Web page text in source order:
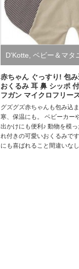
D'Kotte ベビー＆マタ
赤ちゃん ぐっすり! 包
おくるみ 耳 鼻 シッポ
フガン マイクロフリー
グズグズ赤ちゃんも包み込
寒、保温にも。 ベビーカー
出かけにも便利♪ 動物を模
れ付きの可愛いおくるみで
にも喜ばれること間違いな